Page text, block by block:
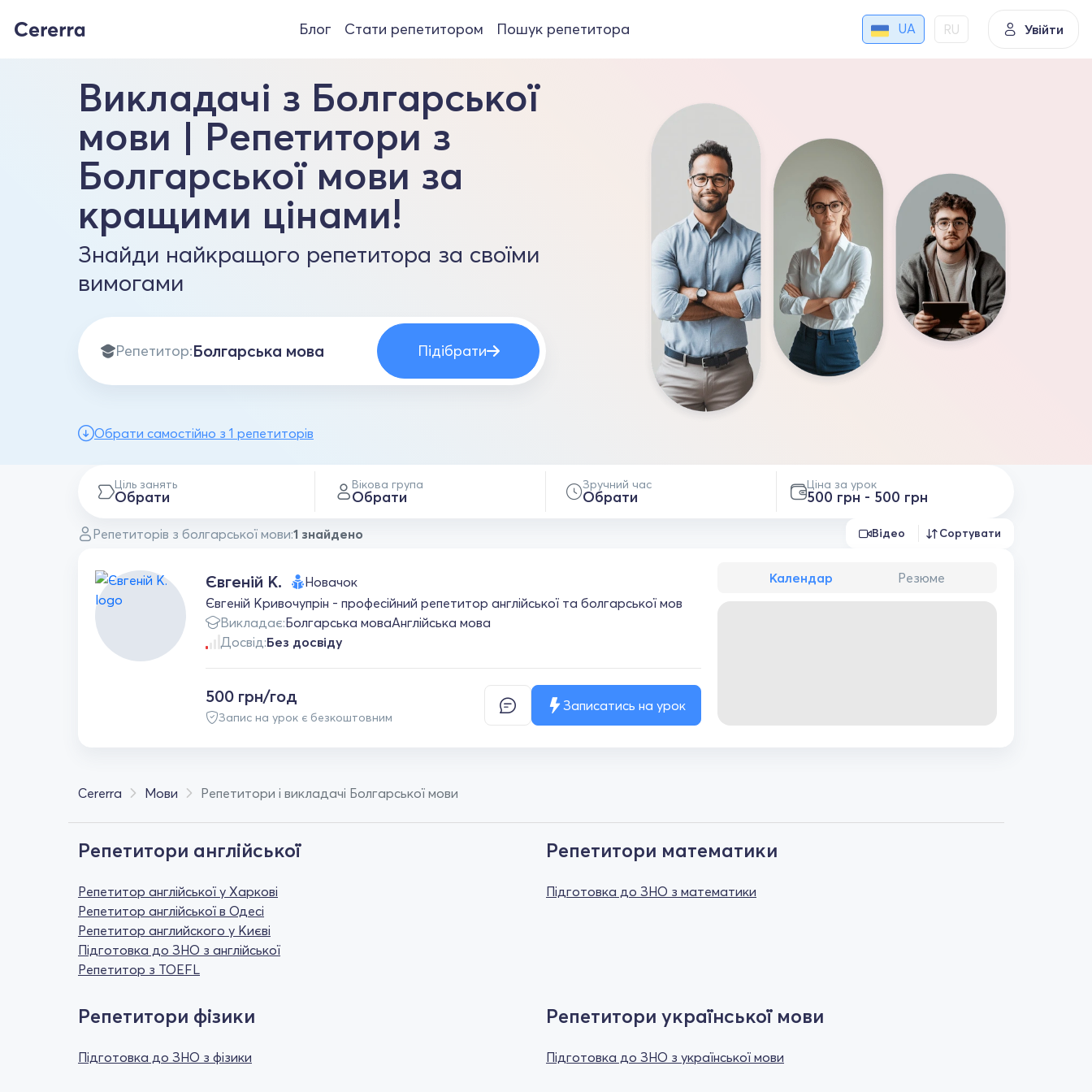
Блог Стати репетитором Пошук репетитора UA RU Увійти
Викладачі з Болгарської
мови | Репетитори з
Болгарської мови за
кращими цінами!
Знайди найкращого репетитора за своїми
вимогами
Репетитор: Підібрати
Обрати самостійно з 1 репетиторів
Ціль занять
Обрати
Вікова група
Обрати
Зручний час
Обрати
Ціна за урок
500 грн - 500 грн
Репетиторів з болгарської мови:1 знайдено Відео Сортувати
Євгеній К.
Новачок
Євгеній Кривочупрін - професійний репетитор англійської та болгарської мов
Викладає:Болгарська моваАнглійська мова
Досвід:Без досвіду
500 грн/год
Запис на урок є безкоштовним
Записатись на урок
Календар Резюме
Cererra Мови Репетитори і викладачі Болгарської мови
Репетитори англійської
Репетитор англійської у Харкові
Репетитор англійської в Одесі
Репетитор английского у Києві
Підготовка до ЗНО з англійської
Репетитор з TOEFL
Репетитори математики
Підготовка до ЗНО з математики
Репетитори фізики
Підготовка до ЗНО з фізики
Репетитори української мови
Підготовка до ЗНО з української мови